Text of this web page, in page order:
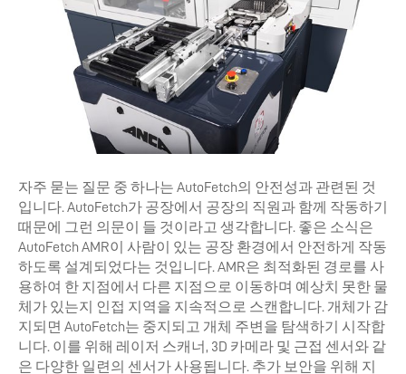
자주 묻는 질문 중 하나는 AutoFetch의 안전성과 관련된 것
입니다. AutoFetch가 공장에서 공장의 직원과 함께 작동하기
때문에 그런 의문이 들 것이라고 생각합니다. 좋은 소식은
AutoFetch AMR이 사람이 있는 공장 환경에서 안전하게 작동
하도록 설계되었다는 것입니다. AMR은 최적화된 경로를 사
용하여 한 지점에서 다른 지점으로 이동하며 예상치 못한 물
체가 있는지 인접 지역을 지속적으로 스캔합니다. 개체가 감
지되면 AutoFetch는 중지되고 개체 주변을 탐색하기 시작합
니다. 이를 위해 레이저 스캐너, 3D 카메라 및 근접 센서와 같
은 다양한 일련의 센서가 사용됩니다. 추가 보안을 위해 지